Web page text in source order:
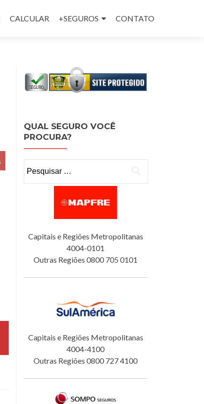
CALCULAR +SEGUROS CONTATO
QUAL SEGURO VOCÊ
PROCURA?
Capitais e Regiões Metropolitanas
4004-0101
Outras Regiões 0800 705 0101
Capitais e Regiões Metropolitanas
4004-4100
Outras Regiões 0800 727 4100